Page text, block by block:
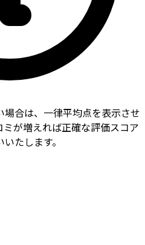
合は、一律平均点を表示させ
が増えれば正確な評価スコア
たします。